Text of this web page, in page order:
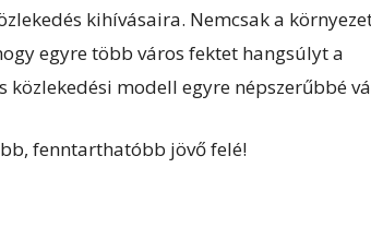
kihívásaira. Nemcsak a
egyre több város fektet hangsúlyt a
modell egyre népszerűbbé
fenntarthatóbb jövő felé!